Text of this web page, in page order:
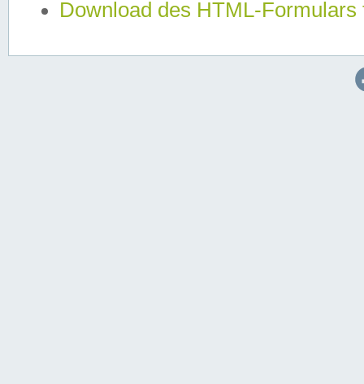
Download des HTML-